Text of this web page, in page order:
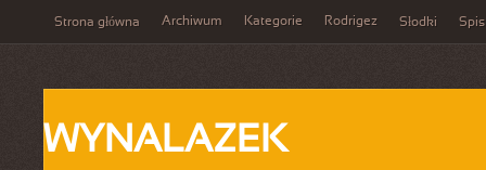
Strona główna Archiwum Kategorie Rodrigez Słodki Spis
WYNALAZEK